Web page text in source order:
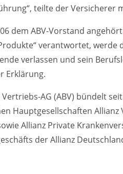
teilte der Versicherer
dem ABV-Vorstand
verantwortet, werde
verlassen und sein
Erklärung.
AG (ABV) bündelt
Hauptgesellschaften Allianz
Allianz Private
der Allianz